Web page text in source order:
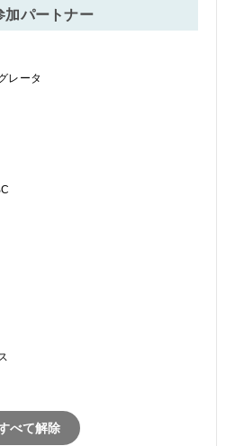
加パートナー
レータ
べて解除